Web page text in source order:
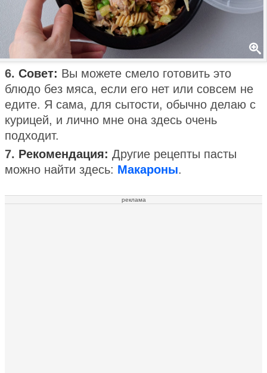
6. Совет: Вы можете смело готовить это
блюдо без мяса, если его нет или совсем не
едите. Я сама, для сытости, обычно делаю с
курицей, и лично мне она здесь очень
подходит.
7. Рекомендация: Другие рецепты пасты
можно найти здесь: Макароны.
реклама